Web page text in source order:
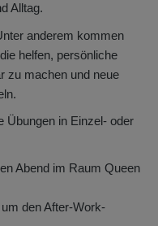
Alltag.
anderem kommen
helfen, persönliche
zu machen und neue
Übungen in Einzel- oder
Abend im Raum Queen
den After-Work-